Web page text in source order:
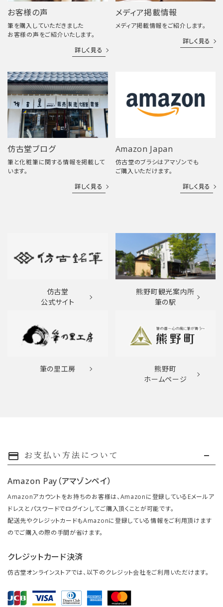
お客様の声
筆を購入していただきました
お客様の声をご紹介いたします。
詳しく見る
メディア掲載情報
メディア掲載情報をご紹介します。
詳しく見る
仿古堂ブログ
筆と化粧筆に関する情報を掲載して
います。
詳しく見る
Amazon Japan
仿古堂のブラシはアマゾンでも
ご購入いただけます。
詳しく見る
仿古堂
公式サイト
熊野町観光案内所
筆の駅
筆の里工房
熊野町
ホームページ
payment お支払い方法について
Amazon Pay（アマゾンペイ）
Amazonアカウントをお持ちのお客様は、Amazonに登録しているEメールア
ドレスとパスワードでログインしてご購入頂くことが可能です。
配送先やクレジットカードもAmazonに登録している情報をご利用頂けます
のでご購入の際の手間が省けます。
クレジットカード決済
仿古堂オンラインストアでは、以下のクレジット会社をご利用いただけます。